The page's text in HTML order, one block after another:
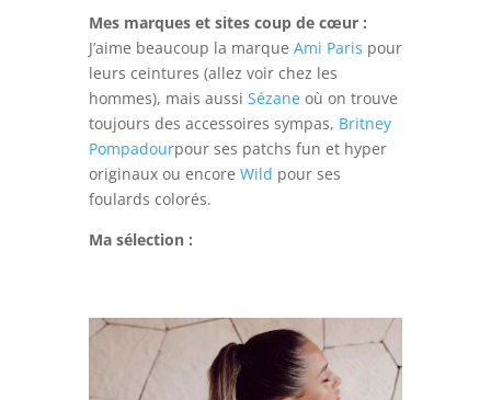
Mes marques et sites coup de cœur :
J’aime beaucoup la marque Ami Paris pour
leurs ceintures (allez voir chez les
hommes), mais aussi Sézaneoù on trouve
toujours des accessoires sympas, Britney
Pompadourpour ses patchs fun et hyper
originaux ou encore Wild pour ses
foulards colorés.
Ma sélection :